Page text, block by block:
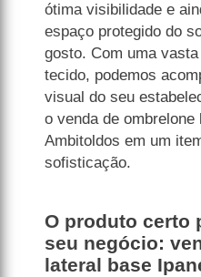
ótima visibilidade e
espaço protegido do
gosto. Com uma
tecido, podemos
visual do seu
o venda de
Ambitoldos em um
sofisticação.
O produto certo
seu negócio:
lateral base